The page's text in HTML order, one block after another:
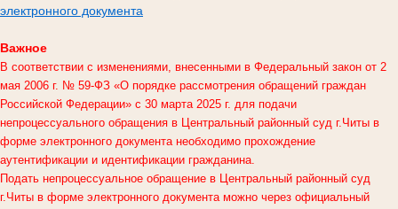
электронного документа
Важное
В соответствии с изменениями, внесенными в Федеральный закон от 2
мая 2006 г. № 59-ФЗ «О порядке рассмотрения обращений граждан
Российской Федерации» с 30 марта 2025 г. для подачи
непроцессуального обращения в Центральный районный суд г.Читы в
форме электронного документа необходимо прохождение
аутентификации и идентификации гражданина.
Подать непроцессуальное обращение в Центральный районный суд
г.Читы в форме электронного документа можно через официальный